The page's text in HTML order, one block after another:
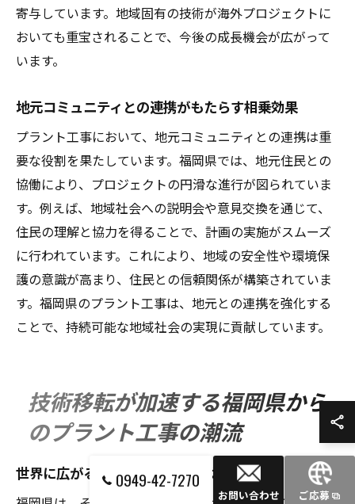
寄与しています。地域固有の技術が海外プロジェクトに
おいても重宝されることで、今後の成長機会が広がって
います。
地元コミュニティとの連携がもたらす相乗効果
プラント工事において、地元コミュニティとの連携は重
要な役割を果たしています。福岡県では、地元住民との
協働により、プロジェクトの円滑な進行が図られていま
す。例えば、地域社会への説明会や意見交換を通じて、
住民の理解と協力を得ることで、計画の実施がスムーズ
に行われています。これにより、地域の安全性や環境保
護の意識が高まり、住民との信頼関係が構築されていま
す。福岡県のプラント工事は、地元との連携を強化する
ことで、持続可能な地域社会の実現に貢献しています。
技術移転が加速する福岡県から
のプラント工事の潮流
世界に広がる福岡県の技術とノウハウ
0949-42-7270
お問い合わせ ご応募